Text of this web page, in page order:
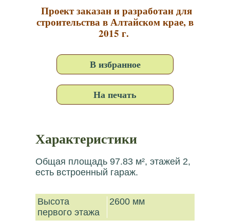
Проект заказан и разработан для
строительства в Алтайском крае, в
2015 г.
В избранное
На печать
Характеристики
Общая площадь 97.83 м², этажей 2,
есть встроенный гараж.
Высота
первого этажа
2600 мм